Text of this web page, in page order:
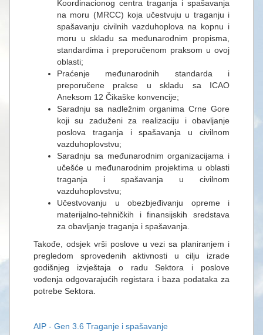
Koordinacionog centra traganja i spašavanja
na moru (MRCC) koja učestvuju u traganju i
spašavanju civilnih vazduhoplova na kopnu i
moru u skladu sa međunarodnim propisma,
standardima i preporučenom praksom u ovoj
oblasti;
Praćenje međunarodnih standarda i
preporučene prakse u skladu sa ICAO
Aneksom 12 Čikaške konvencije;
Saradnju sa nadležnim organima Crne Gore
kојi su zаduženi zа reаlizаciјu i оbаvljаnje
pоslоvа trаgаnjа i spаšаvаnjа u civilnom
vazduhoplovstvu;
Saradnju sa međunarodnim organizacijama i
učešće u međunarodnim projektima u oblasti
traganja i spašavanja u civilnom
vazduhoplovstvu;
Učestvovanju u оbezbjeđivanju оpreme i
mаteriјаlnо-tehničkih i finаnsiјskih sredstаvа
zа оbаvljаnje trаgаnjа i spаšаvаnjа.
Takođe, odsjek vrši poslove u vezi sa planiranjem i
pregledom sprovedenih aktivnosti u cilju izrade
godišnjeg izvještaja o radu Sektora i poslove
vođenja odgovarajućih registara i baza podataka za
potrebe Sektora.
AIP - Gen 3.6 Traganje i spašavanje